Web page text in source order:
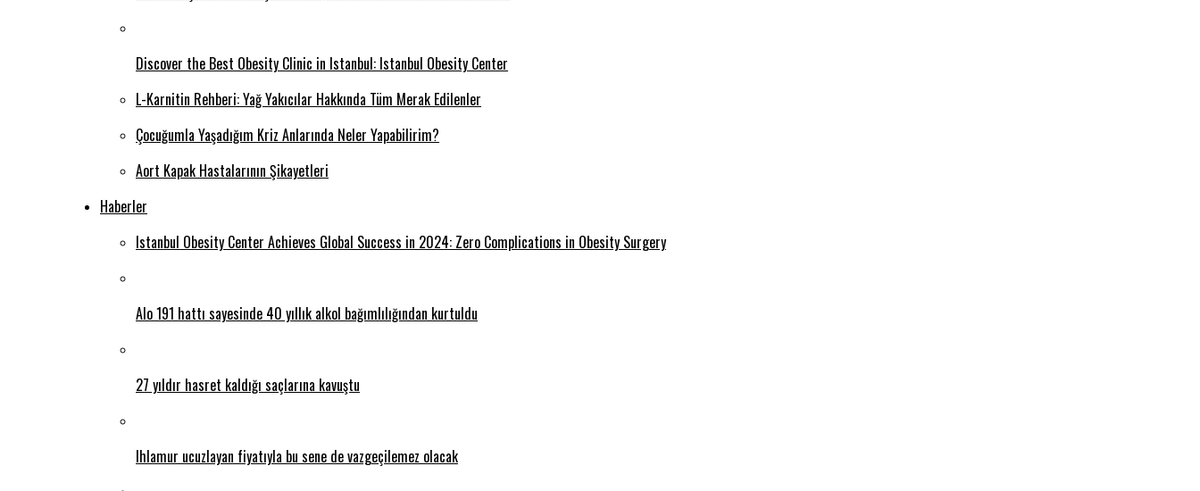
Discover the Best Obesity Clinic in Istanbul: Istanbul Obesity Center
L-Karnitin Rehberi: Yağ Yakıcılar Hakkında Tüm Merak Edilenler
Çocuğumla Yaşadığım Kriz Anlarında Neler Yapabilirim?
Aort Kapak Hastalarının Şikayetleri
Haberler
Istanbul Obesity Center Achieves Global Success in 2024: Zero Complications in Obesity Surgery
Alo 191 hattı sayesinde 40 yıllık alkol bağımlılığından kurtuldu
27 yıldır hasret kaldığı saçlarına kavuştu
Ihlamur ucuzlayan fiyatıyla bu sene de vazgeçilemez olacak